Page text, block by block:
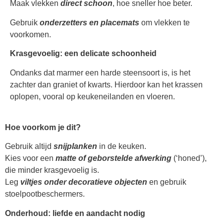
Maak vlekken direct schoon, hoe sneller hoe beter.
Gebruik onderzetters en placemats om vlekken te
voorkomen.
Krasgevoelig: een delicate schoonheid
Ondanks dat marmer een harde steensoort is, is het
zachter dan graniet of kwarts. Hierdoor kan het krassen
oplopen, vooral op keukeneilanden en vloeren.
Hoe voorkom je dit?
Gebruik altijd snijplanken in de keuken.
Kies voor een matte of geborstelde afwerking (‘honed’),
die minder krasgevoelig is.
Leg viltjes onder decoratieve objecten en gebruik
stoelpootbeschermers.
Onderhoud: liefde en aandacht nodig